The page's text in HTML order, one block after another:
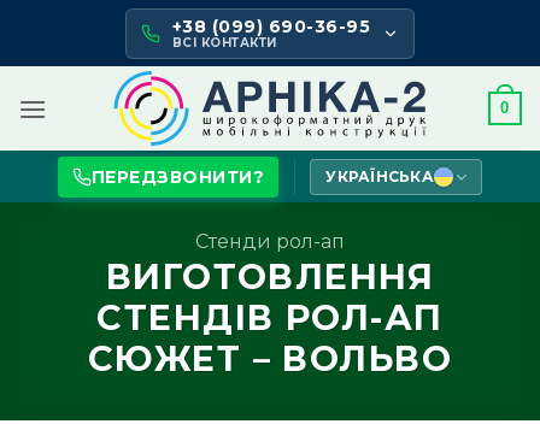
content
+38 (099) 690-36-95
ВСІ КОНТАКТИ
0
ПЕРЕДЗВОНИТИ? УКРАЇНСЬКА
Стенди рол-ап
ВИГОТОВЛЕННЯ
СТЕНДІВ РОЛ-АП
СЮЖЕТ – ВОЛЬВО